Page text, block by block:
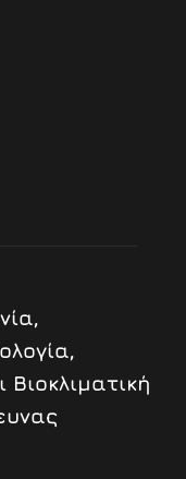
Βιοκλιματική